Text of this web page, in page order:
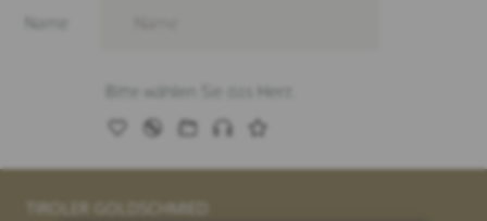
TIROLER GOLDSCHMIED